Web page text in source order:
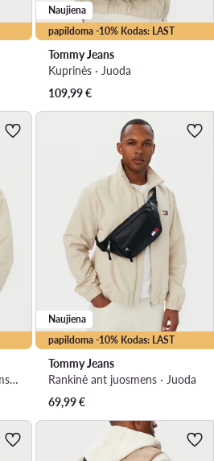
papildoma -10% Kodas: LAST
Naujiena
Tommy Jeans
Kuprinės · Juoda
109,99€
Rankinė ant juosmens · Tamsiai mėlyna
papildoma -10% Kodas: LAST
Naujiena
Tommy Jeans
Rankinė ant juosmens · Juoda
69,99€